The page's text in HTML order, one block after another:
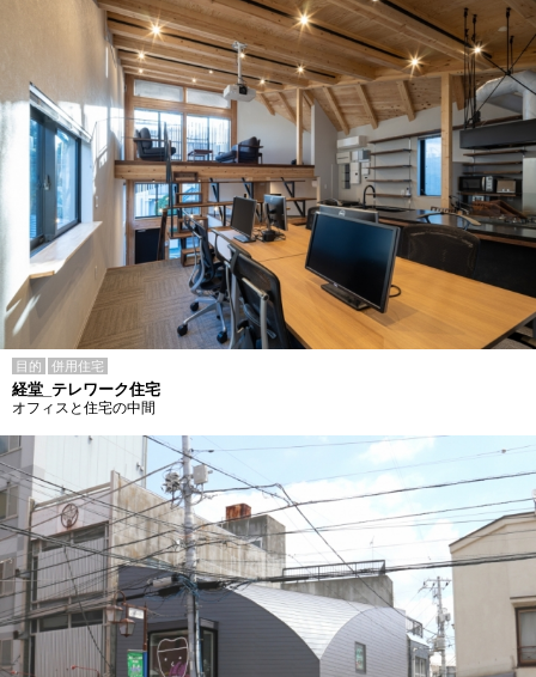
目的 併用住宅
経堂_テレワーク住宅
オフィスと住宅の中間